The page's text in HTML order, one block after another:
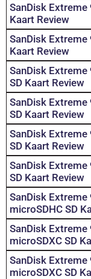
SanDisk Extreme
Kaart Review
SanDisk Extreme
Kaart Review
SanDisk Extreme
SD Kaart Review
SanDisk Extreme
SD Kaart Review
SanDisk Extreme
SD Kaart Review
SanDisk Extreme
SD Kaart Review
SanDisk
microSDHC SD
SanDisk
microSDXC SD
SanDisk
microSDXC SD